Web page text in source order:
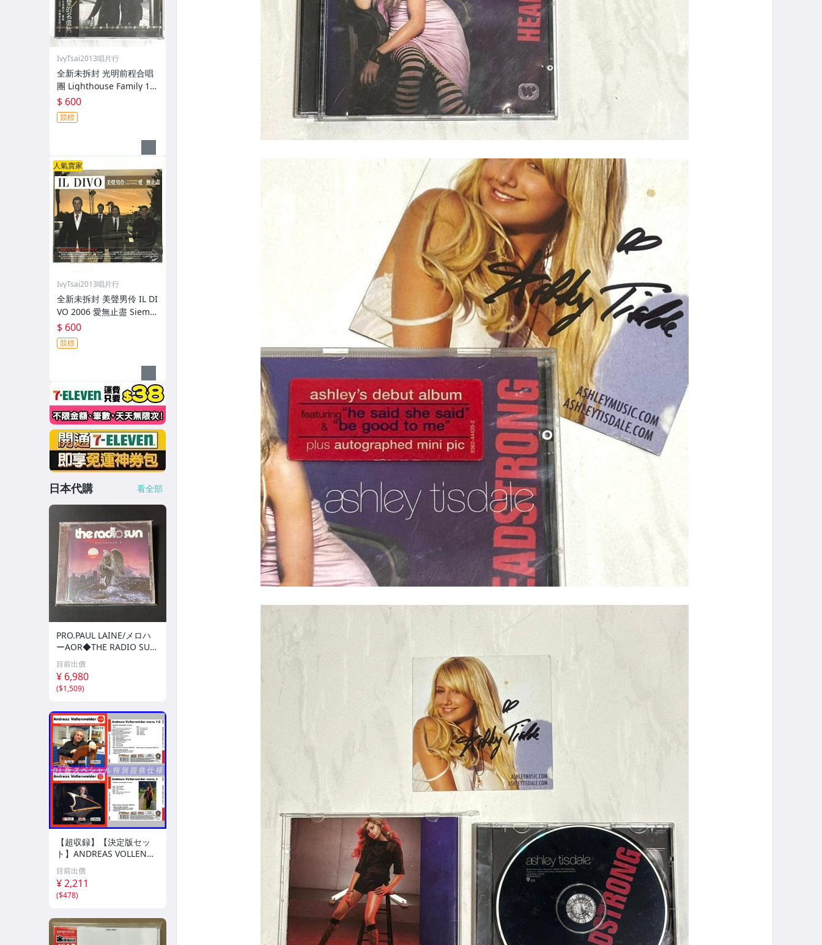
IvyTsai2013唱片行
全新未拆封 光明前程合唱
團 Lighthouse Family 19
97 來自天堂的明信片 Post
cards From Heaven 台灣
版專輯 CD 附側標
$ 600
競標
人氣賣家
IvyTsai2013唱片行
全新未拆封 美聲男伶 IL DI
VO 2006 愛無止盡 Siemp
re / 新力博德曼 台灣紙盒
版專輯 CD 附中文歌詞
$ 600
競標
日本代購 看全部
PRO.PAUL LAINE/メロハ
ーAOR◆THE RADIO SU
N/UNSTOPPABLE
目前出價
¥ 6,980
($1,509)
【超収録】【決定版セッ
ト】ANDREAS VOLLENW
EIDER CD1+2+3 厳選プレ
ミア音源集 MP3CD-DLVer
3ディスク♪
目前出價
¥ 2,211
($478)